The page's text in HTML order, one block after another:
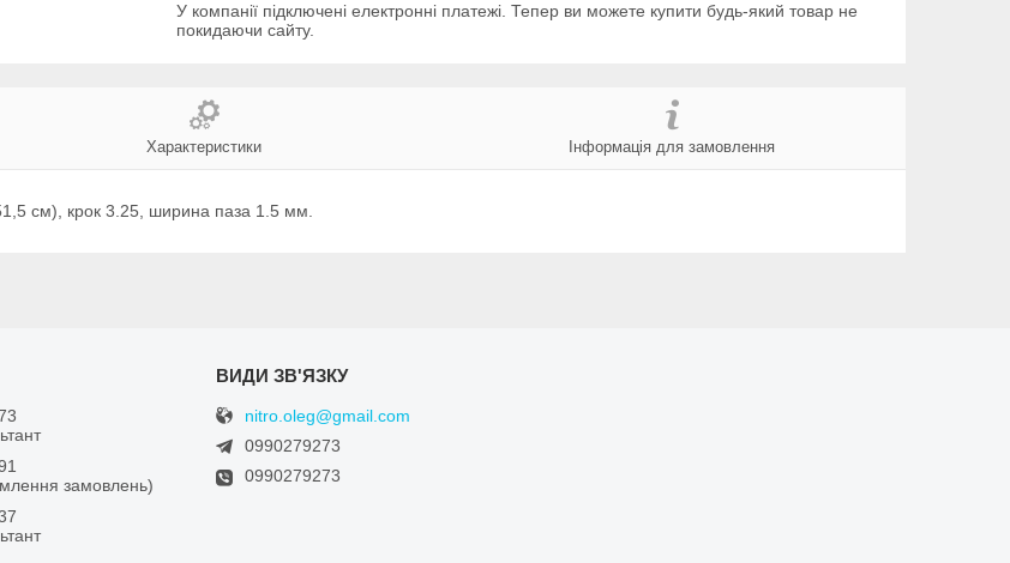
У компанії підключені електронні платежі. Тепер ви можете купити будь-який товар не
покидаючи сайту.
Характеристики Інформація для замовлення
см), крок 3.25, ширина паза 1.5 мм.
замовлень)
nitro.oleg@gmail.com
0990279273
0990279273